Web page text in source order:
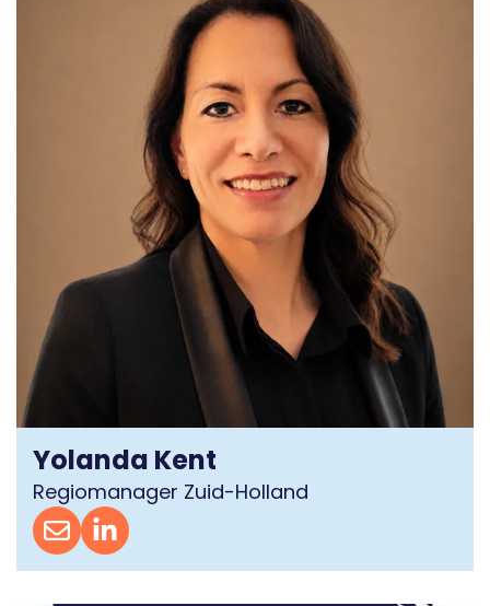
Yolanda Kent
Regiomanager Zuid-Holland